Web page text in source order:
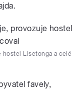
hostel Lisetonga a celé
favely,